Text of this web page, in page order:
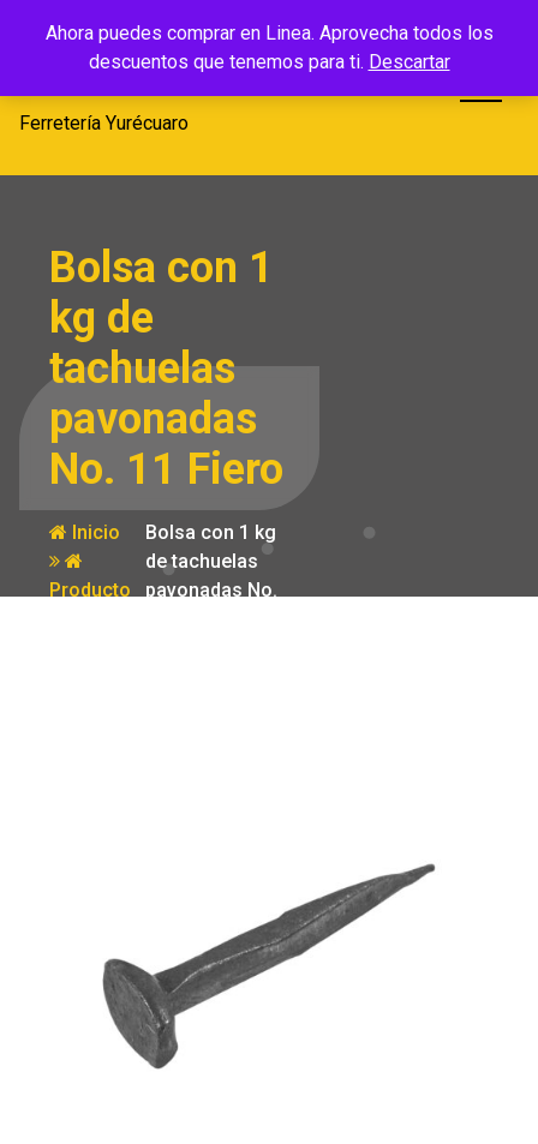
Ahora puedes comprar en Linea. Aprovecha todos los
descuentos que tenemos para ti. Descartar
Ferretería
Yurécuaro
Ferretería Yurécuaro
Bolsa con 1
kg de
tachuelas
pavonadas
No. 11 Fiero
Inicio
Producto
Bolsa con 1 kg
de tachuelas
pavonadas No.